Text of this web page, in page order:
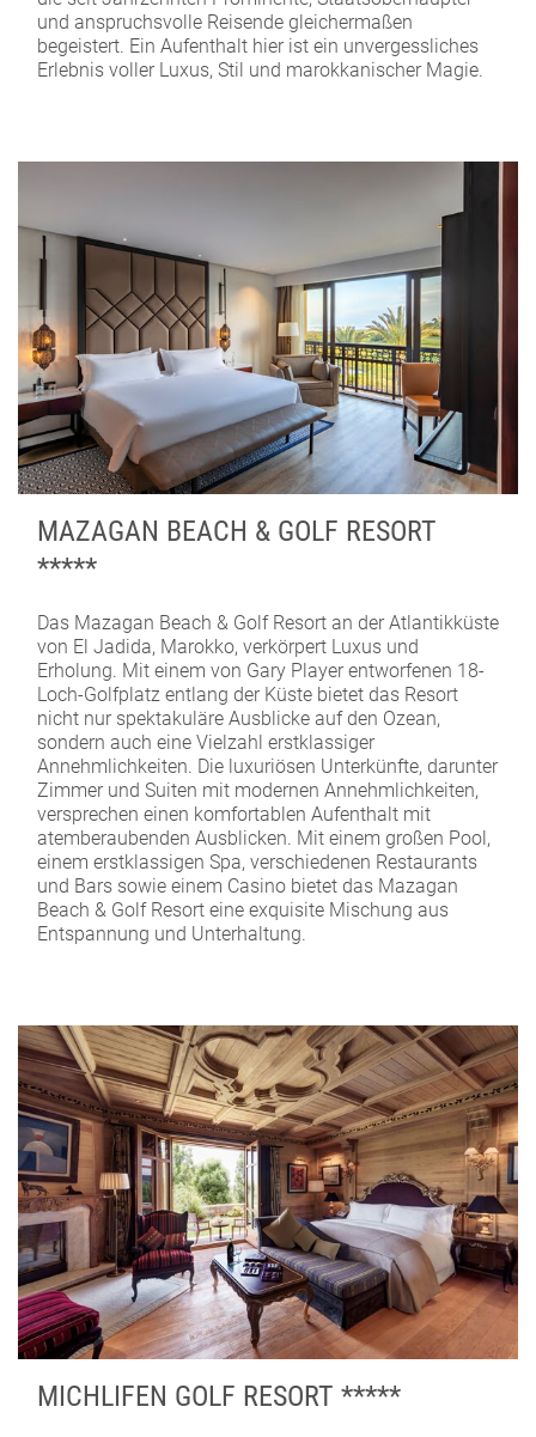
und anspruchsvolle Reisende gleichermaßen
begeistert. Ein Aufenthalt hier ist ein unvergessliches
Erlebnis voller Luxus, Stil und marokkanischer Magie.
MAZAGAN BEACH & GOLF RESORT
*****
Das Mazagan Beach & Golf Resort an der Atlantikküste
von El Jadida, Marokko, verkörpert Luxus und
Erholung. Mit einem von Gary Player entworfenen 18-
Loch-Golfplatz entlang der Küste bietet das Resort
nicht nur spektakuläre Ausblicke auf den Ozean,
sondern auch eine Vielzahl erstklassiger
Annehmlichkeiten. Die luxuriösen Unterkünfte, darunter
Zimmer und Suiten mit modernen Annehmlichkeiten,
versprechen einen komfortablen Aufenthalt mit
atemberaubenden Ausblicken. Mit einem großen Pool,
einem erstklassigen Spa, verschiedenen Restaurants
und Bars sowie einem Casino bietet das Mazagan
Beach & Golf Resort eine exquisite Mischung aus
Entspannung und Unterhaltung.
MICHLIFEN GOLF RESORT *****